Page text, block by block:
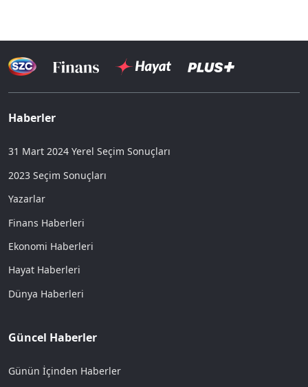
Haberler
31 Mart 2024 Yerel Seçim Sonuçları
2023 Seçim Sonuçları
Yazarlar
Finans Haberleri
Ekonomi Haberleri
Hayat Haberleri
Dünya Haberleri
Güncel Haberler
Günün İçinden Haberler